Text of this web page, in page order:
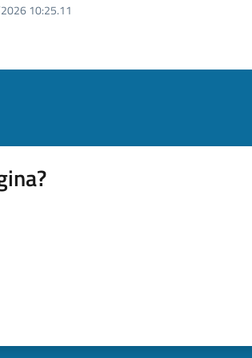
10:25.11